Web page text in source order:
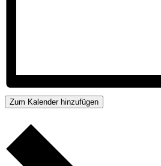
Zum Kalender hinzufügen